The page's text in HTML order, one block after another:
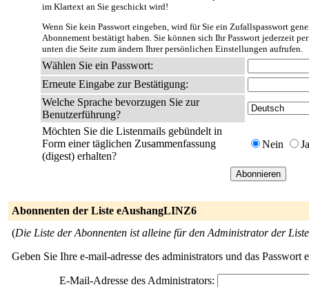
im Klartext an Sie geschickt wird!
Wenn Sie kein Passwort eingeben, wird für Sie ein Zufallspasswort
Abonnement bestätigt haben. Sie können sich Ihr Passwort jederzeit
unten die Seite zum ändern Ihrer persönlichen Einstellungen aufrufen.
Wählen Sie ein Passwort:
Erneute Eingabe zur Bestätigung:
Welche Sprache bevorzugen Sie zur
Benutzerführung?
Möchten Sie die Listenmails gebündelt in
Form einer täglichen Zusammenfassung
(digest) erhalten?
Nein Ja
Abonnenten der Liste eAushangLINZ6
(Die Liste der Abonnenten ist alleine für den Administrator der
Geben Sie Ihre e-mail-adresse des administrators und das
E-Mail-Adresse des Administrators: